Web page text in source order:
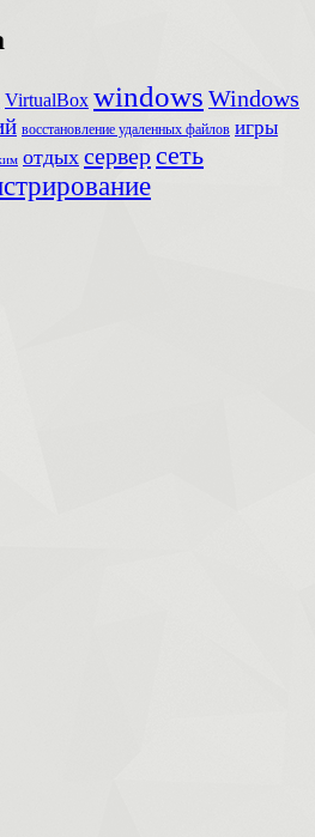
VirtualBox windows Windows
восстановление удаленных файлов игры
отдых серверсеть